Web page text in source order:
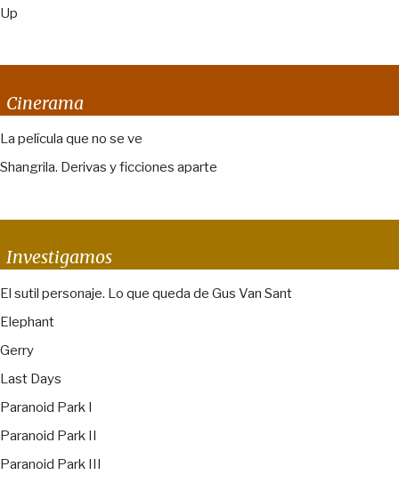
Up
Cinerama
La película que no se ve
Shangrila. Derivas y ficciones aparte
Investigamos
El sutil personaje. Lo que queda de Gus Van Sant
Elephant
Gerry
Last Days
Paranoid Park I
Paranoid Park II
Paranoid Park III